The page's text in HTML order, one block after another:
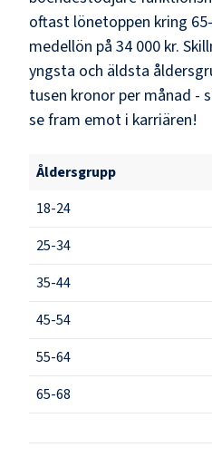
oftast lönetoppen kring
medellön på 34 000 kr.
yngsta och äldsta
tusen kronor per månad -
se fram emot i karriären!
Åldersgrupp
18-24
25-34
35-44
45-54
55-64
65-68